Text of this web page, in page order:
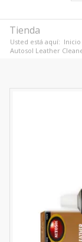
Tienda
Usted está aquí: Inicio
Autosol Leather